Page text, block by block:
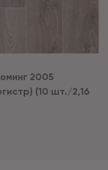
2005
(10 шт./2,16